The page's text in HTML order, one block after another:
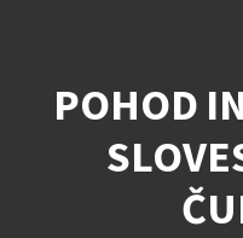
POHOD